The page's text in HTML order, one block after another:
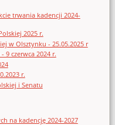
trwania kadencji 2024-
2025 r.
w Olsztynku - 25.05.2025 r
9 czerwca 2024 r.
r.
i Senatu
na kadencję 2024-2027